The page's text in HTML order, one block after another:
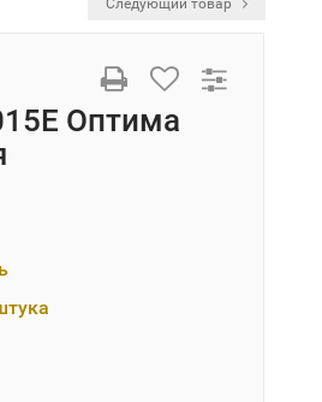
Следующий товар
Оптима